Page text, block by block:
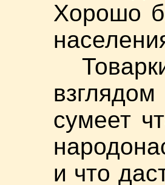
Хорошо
сумеет
и что